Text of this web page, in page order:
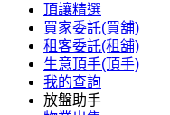
頂讓精選
買家委託(買舖)
租客委託(租舖)
生意頂手(頂手)
我的查詢
放盤助手